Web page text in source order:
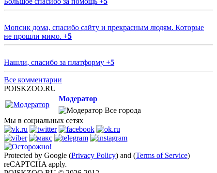
Мопсик дома, спасибо сайту и прекрасным людям. Которые
не прошли мимо. +5
Нашли, спасибо за платформу +5
Все комментарии
POISKZOO.RU
Модератор
Все города
Мы в социальных сетях
Protected by Google (Privacy Policy) and (Terms of Service)
reCAPTCHA apply.